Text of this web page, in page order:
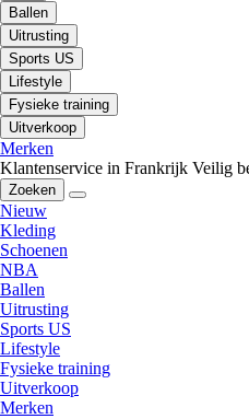
Ballen
Uitrusting
Sports US
Lifestyle
Fysieke training
Uitverkoop
Merken
Klantenservice in Frankrijk Veilig
Zoeken
Nieuw
Kleding
Schoenen
NBA
Ballen
Uitrusting
Sports US
Lifestyle
Fysieke training
Uitverkoop
Merken